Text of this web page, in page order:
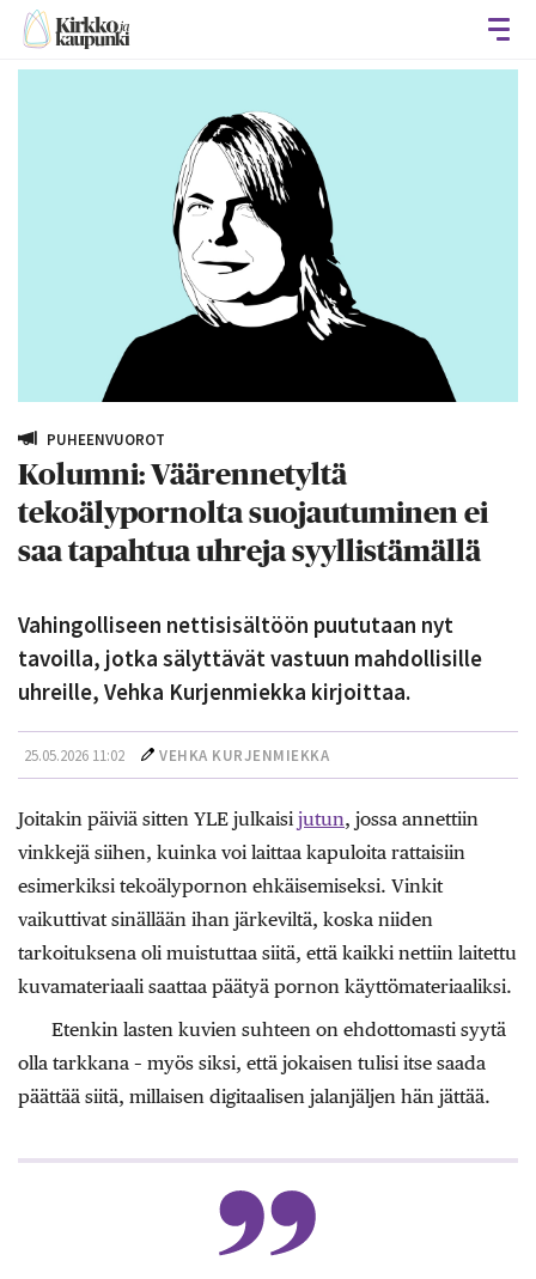
PUHEENVUOROT
Kolumni: Väärennetyltä
tekoälypornolta suojautuminen ei
saa tapahtua uhreja syyllistämällä
Vahingolliseen nettisisältöön puututaan nyt
tavoilla, jotka sälyttävät vastuun mahdollisille
uhreille, Vehka Kurjenmiekka kirjoittaa.
25.05.2026 11:02 VEHKA KURJENMIEKKA
Joitakin päiviä sitten YLE julkaisi jutun, jossa annettiin
vinkkejä siihen, kuinka voi laittaa kapuloita rattaisiin
esimerkiksi tekoälypornon ehkäisemiseksi. Vinkit
vaikuttivat sinällään ihan järkeviltä, koska niiden
tarkoituksena oli muistuttaa siitä, että kaikki nettiin laitettu
kuvamateriaali saattaa päätyä pornon käyttömateriaaliksi.
Etenkin lasten kuvien suhteen on ehdottomasti syytä
olla tarkkana – myös siksi, että jokaisen tulisi itse saada
päättää siitä, millaisen digitaalisen jalanjäljen hän jättää.